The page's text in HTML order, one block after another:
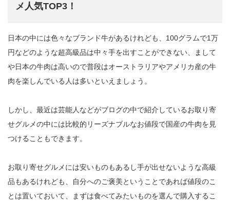
メ人気TOP3！
日本の中には色々なブランド牛があるけれども、100グラムで1万
円などのような超高級品は中々手を出すことができない、まして
や日本の牛肉は高いので普段はオーストラリアやアメリカ産の牛
肉を楽しんでいる人は多いといえましょう。
しかし、最近は芸能人などがブログの中で紹介しているお取り寄
せグルメの中には比較的リーズナブルなお値段で国産の牛肉を見
つけることもできます。
お取り寄せグルメには安いものもあるし手が出せないような高級
品もあるけれども、自分へのご褒美ということであれば値段のこ
とは置いておいて、まずは食べてみたいものを選んで購入するこ